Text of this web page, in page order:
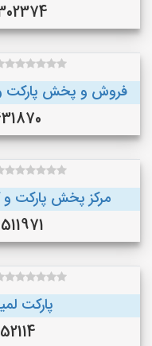
فروش و پخش پارکت و
مرکز پخش پارکت و
پارکت